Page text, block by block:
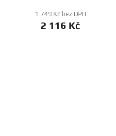
1 749 Kč bez DPH
2 116 Kč